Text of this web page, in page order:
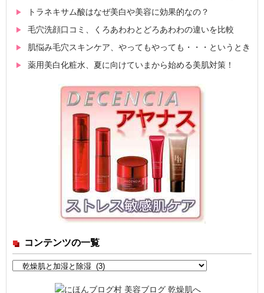
トラネキサム酸はなぜ美白や美容に効果的なの？
毛穴洗顔口コミ、くろあわわとどろあわわの違いを比較
肌悩み毛穴スキンケア、やってもやっても・・・というとき
薬用美白化粧水、夏に向けていまから始める美肌対策！
コンテンツの一覧